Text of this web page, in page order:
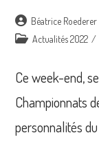
Auteur/autrice
de
Béatrice Roederer
Post Actualités 2022 /
Ce week-end,
Championnats
personnalités